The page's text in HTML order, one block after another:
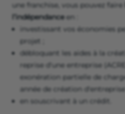
une franchise, vous pouvez faire
l’indépendanceen :
investissant vos économies
projet ;
débloquant les aides à la
reprise d'une entreprise
exonération partielle de
année de création d'entreprise ;
en souscrivant à un crédit.